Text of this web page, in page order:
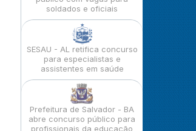
soldados e oficiais
SESAU - AL retifica concurso
para especialistas e
assistentes em saúde
Prefeitura de Salvador - BA
abre concurso público para
profissionais da educação